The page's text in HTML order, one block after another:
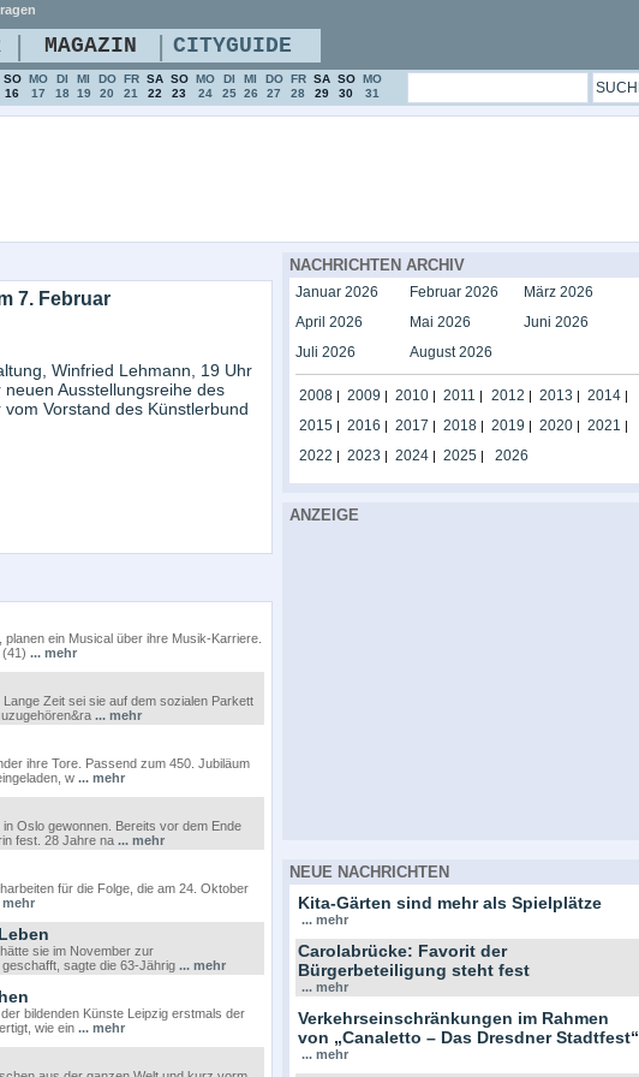
7. Februar
Winfried Lehmann, 19 Uhr
Ausstellungsreihe des
Vorstand des Künstlerbund
ein Musical über ihre Musik-Karriere.
... mehr
Zeit sei sie auf dem sozialen Parkett
... mehr
ihre Tore. Passend zum 450. Jubiläum
w ... mehr
Oslo gewonnen. Bereits vor dem Ende
fest. 28 Jahre na ... mehr
für die Folge, die am 24. Oktober
mehr
sie im November zur
sagte die 63-Jährig ... mehr
bildenden Künste Leipzig erstmals der
wie ein ... mehr
NACHRICHTEN ARCHIV
Januar 2026 Februar 2026
März 2026
April 2026
Mai 2026
Juni 2026
Juli 2026
August 2026
2008| 2009 | 2010| 2011 | 2012 | 2013 | 2014|
2015| 2016 | 2017 | 2018| 2019 | 2020| 2021 |
2022 | 2023 | 2024| 2025| 2026
ANZEIGE
NEUE NACHRICHTEN
Kita-Gärten sind mehr als Spielplätze
... mehr
Carolabrücke: Favorit der
Bürgerbeteiligung steht fest
... mehr
Verkehrseinschränkungen im Rahmen
von „Canaletto – Das Dresdner Stadtfest“
... mehr
| MAGAZIN | CITYGUIDE
SO
16
MO
17
DI
18
MI
19
DO
20
FR
21
SA
22
SO
23
MO
24
DI
25
MI
26
DO
27
FR
28
SA
29
SO
30
MO
31